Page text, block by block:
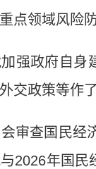
点领域风险
强政府自身
交政策等作
审查国民经
2026年国